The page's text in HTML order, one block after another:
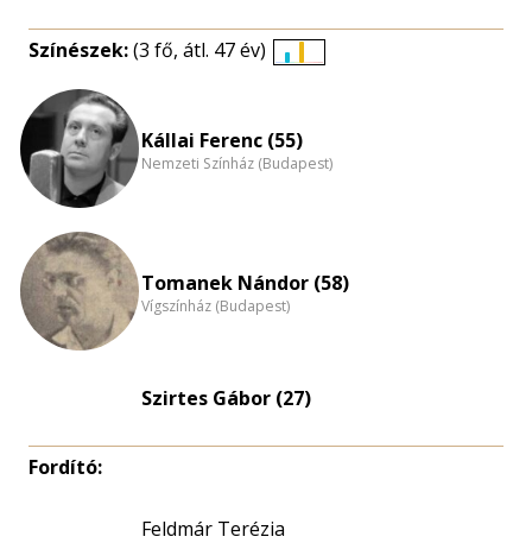
Színészek:(3 fő, átl. 47 év)
nagyítása
Kállai Ferenc (55)
Nemzeti Színház (Budapest)
Tomanek Nándor (58)
Vígszínház (Budapest)
Szirtes Gábor (27)
Fordító:
Feldmár Terézia